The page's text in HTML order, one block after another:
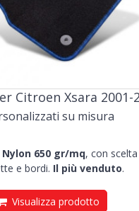
Citroen Xsara 2001-
su misura
Nylon 650 gr/mq, con
e bordi. Il più venduto.
Visualizza prodotto